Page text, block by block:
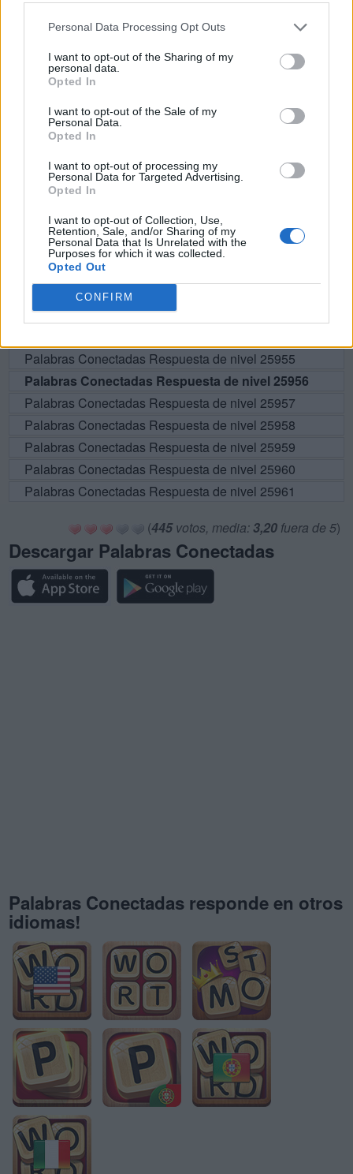
Personal Data Processing Opt Outs
I want to opt-out of the Sharing of my
personal data.
Opted In
I want to opt-out of the Sale of my
Personal Data.
Opted In
I want to opt-out of processing my
Personal Data for Targeted Advertising.
Opted In
I want to opt-out of Collection, Use,
Retention, Sale, and/or Sharing of my
Personal Data that Is Unrelated with the
Purposes for which it was collected.
Opted Out
CONFIRM
R E A
R
R E E
R
R R
E C A E R
BUSCAR MÁS
Por favor seleccione los niveles:
Palabras Conectadas Respuesta de nivel 25951
Palabras Conectadas Respuesta de nivel 25952
Palabras Conectadas Respuesta de nivel 25953
Palabras Conectadas Respuesta de nivel 25955
Palabras Conectadas Respuesta de nivel 25956
Palabras Conectadas Respuesta de nivel 25957
Palabras Conectadas Respuesta de nivel 25958
Palabras Conectadas Respuesta de nivel 25959
Palabras Conectadas Respuesta de nivel 25960
Palabras Conectadas Respuesta de nivel 25961
(445votos, media: 3,20 fuera de 5)
Descargar Palabras Conectadas
Palabras Conectadas responde en otros
idiomas!